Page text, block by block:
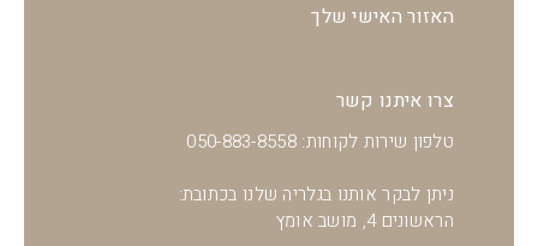
האזור האישי שלך
צרו איתנו קשר
טלפון שירות לקוחות: 050-883-8558
ניתן לבקר אותנו בגלריה שלנו בכתובת:
הראשונים 4, מושב אומץ